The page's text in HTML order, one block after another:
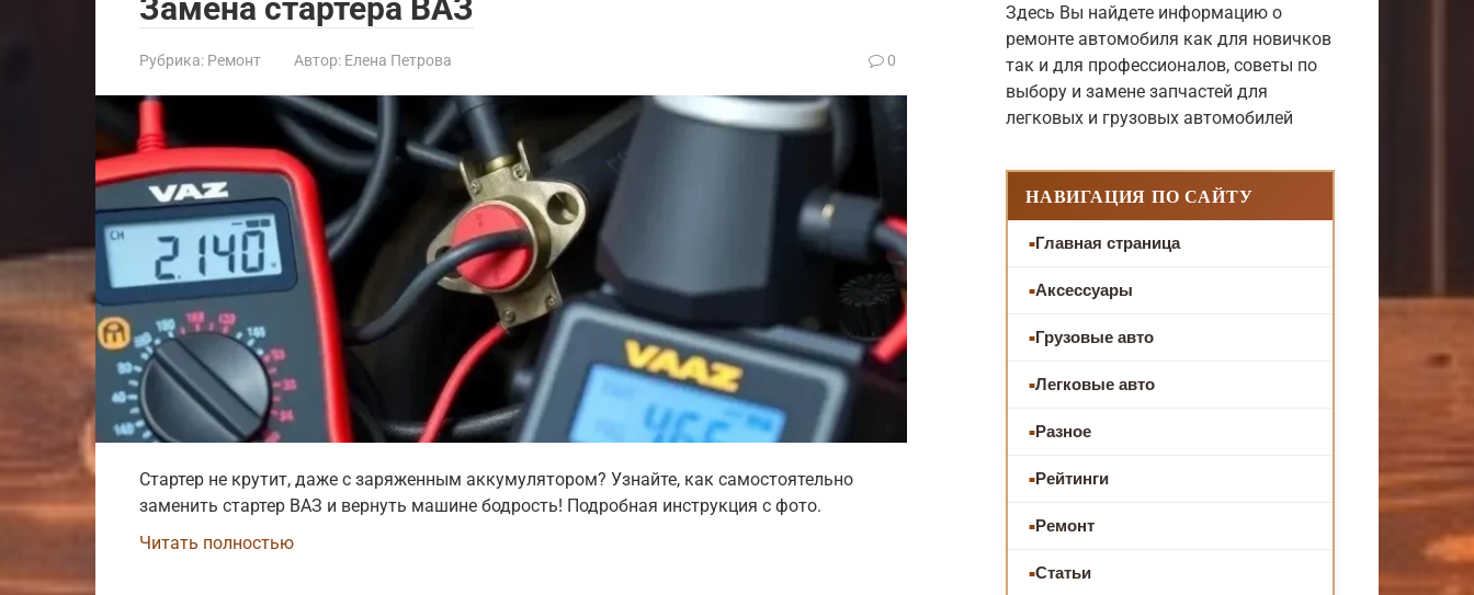
Замена стартера ВАЗ
Рубрика: Ремонт Автор: Елена Петрова 0
Стартер не крутит, даже с заряженным аккумулятором? Узнайте, как самостоятельно
заменить стартер ВАЗ и вернуть машине бодрость! Подробная инструкция с фото.
Читать полностью
Здесь Вы найдете информацию о
ремонте автомобиля как для новичков
так и для профессионалов, советы по
выбору и замене запчастей для
легковых и грузовых автомобилей
НАВИГАЦИЯ ПО САЙТУ
Главная страница
Аксессуары
Грузовые авто
Легковые авто
Разное
Рейтинги
Ремонт
Статьи